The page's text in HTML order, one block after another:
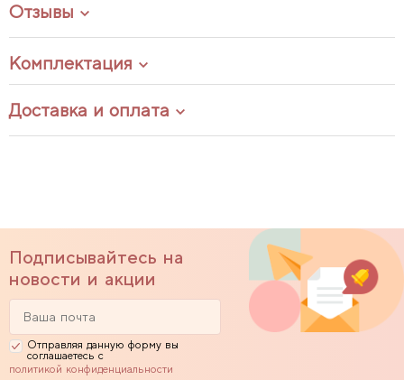
Отзывы
Комплектация
Доставка и оплата
Подписывайтесь на
новости и акции
Отправляя данную форму вы
соглашаетесь с
политикой конфиденциальности